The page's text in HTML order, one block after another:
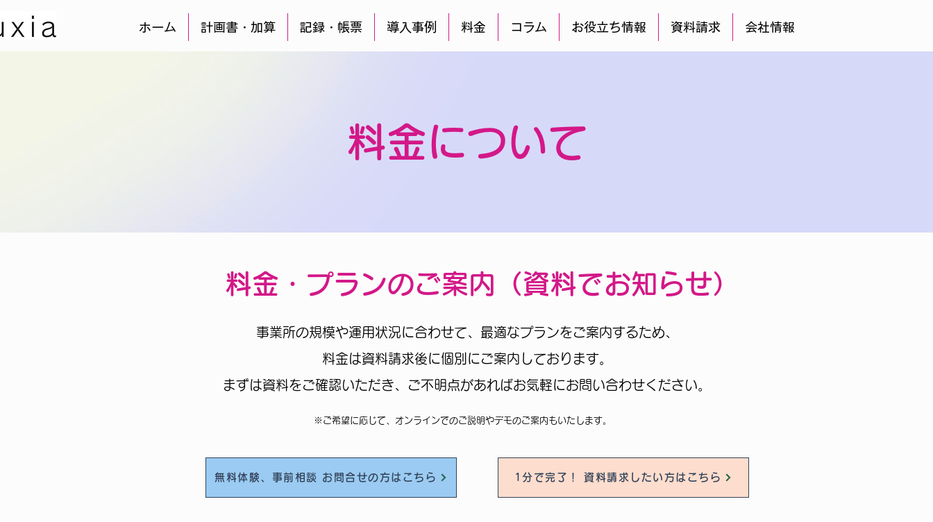
ホーム 計画書・加算 記録・帳票 導入事例 料金 コラム お役立ち情報 資料請求 会社情報
料金について
料金・プランのご案内（資料でお知らせ）
事業所の規模や運用状況に合わせて、最適なプランをご案内するため、
料金は資料請求後に個別にご案内しております。
まずは資料をご確認いただき、ご不明点があればお気軽にお問い合わせください。
※ご希望に応じて、オンラインでのご説明やデモのご案内もいたします。
無料体験、事前相談 お問合せの方はこちら 1分で完了！ 資料請求したい方はこちら